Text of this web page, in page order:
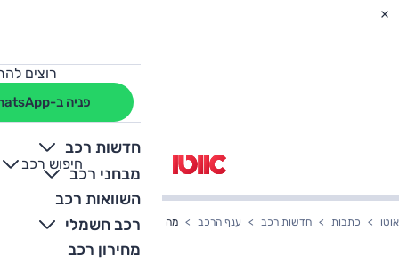
רוצים
פניה ב-WhatsApp
חדשות רכב
מבחני רכב
השוואות רכב
רכב חשמלי
מחירון רכב
חיפוש רכב
+
-
אוטו כתבות חדשות רכב ענף הרכב מה שווה היום רכב יוקרה סיני משומש?